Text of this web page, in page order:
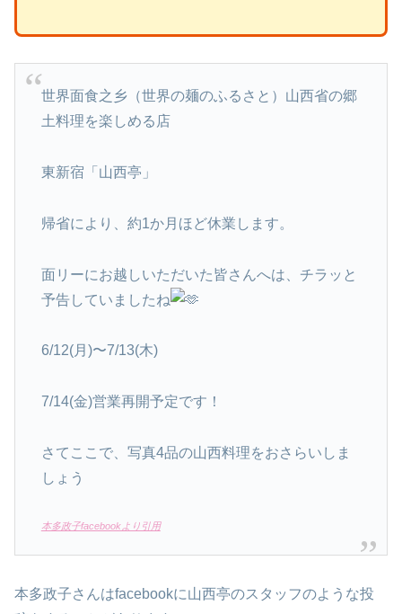
世界面食之乡（世界の麺のふるさと）山西省の郷
土料理を楽しめる店
東新宿「山西亭」
帰省により、約1か月ほど休業します。
面リーにお越しいただいた皆さんへは、チラッと
予告していましたね
6/12(月)〜7/13(木)
7/14(金)営業再開予定です！
さてここで、写真4品の山西料理をおさらいしま
しょう
本多政子facebookより引用
本多政子さんはfacebookに山西亭のスタッフのような投